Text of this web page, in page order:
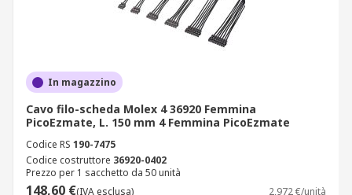
In magazzino
Cavo filo-scheda Molex 4 36920 Femmina
PicoEzmate, L. 150 mm 4 Femmina PicoEzmate
Codice RS 190-7475
Codice costruttore 36920-0402
Prezzo per 1 sacchetto da 50 unità
148,60 €(IVA esclusa) 2,972 €/unità